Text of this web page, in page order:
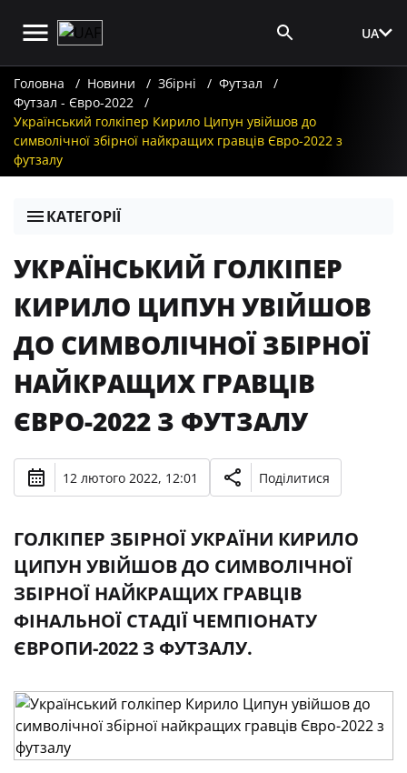
UA
Головна Новини Збірні
Футзал
Футзал - Євро-2022
Український голкіпер Кирило Ципун увійшов до
символічної збірної найкращих гравців Євро-2022 з
футзалу
КАТЕГОРІЇ
УКРАЇНСЬКИЙ ГОЛКІПЕР
КИРИЛО ЦИПУН УВІЙШОВ
ДО СИМВОЛІЧНОЇ ЗБІРНОЇ
НАЙКРАЩИХ ГРАВЦІВ
ЄВРО-2022 З ФУТЗАЛУ
12 лютого 2022, 12:01 Поділитися
ГОЛКІПЕР ЗБІРНОЇ УКРАЇНИ КИРИЛО
ЦИПУН УВІЙШОВ ДО СИМВОЛІЧНОЇ
ЗБІРНОЇ НАЙКРАЩИХ ГРАВЦІВ
ФІНАЛЬНОЇ СТАДІЇ ЧЕМПІОНАТУ
ЄВРОПИ-2022 З ФУТЗАЛУ.